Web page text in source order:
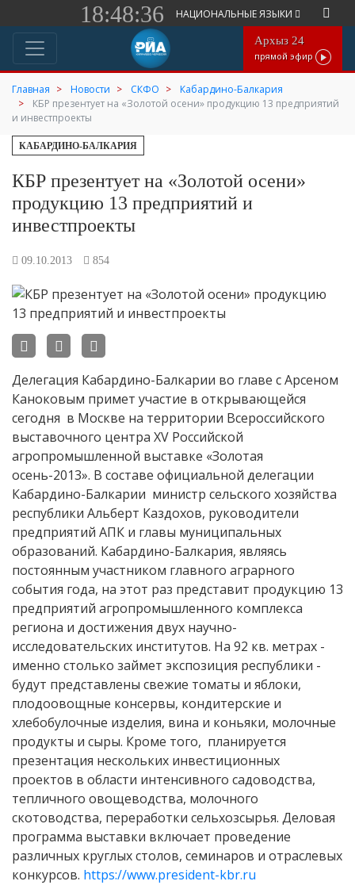
18:48:36 НАЦИОНАЛЬНЫЕ ЯЗЫКИ
Архыз 24
прямой эфир
Главная Новости СКФО
Кабардино-Балкария
КБР презентует на «Золотой осени» продукцию 13 предприятий
и инвестпроекты
КАБАРДИНО-БАЛКАРИЯ
КБР презентует на «Золотой осени»
продукцию 13 предприятий и
инвестпроекты
09.10.2013 854
Делегация Кабардино-Балкарии во главе с Арсеном
Каноковым примет участие в открывающейся
сегодня в Москве на территории Всероссийского
выставочного центра XV Российской
агропромышленной выставке «Золотая
осень-2013». В составе официальной делегации
Кабардино-Балкарии министр сельского хозяйства
республики Альберт Каздохов, руководители
предприятий АПК и главы муниципальных
образований. Кабардино-Балкария, являясь
постоянным участником главного аграрного
события года, на этот раз представит продукцию 13
предприятий агропромышленного комплекса
региона и достижения двух научно-
исследовательских институтов. На 92 кв. метрах -
именно столько займет экспозиция республики -
будут представлены свежие томаты и яблоки,
плодоовощные консервы, кондитерские и
хлебобулочные изделия, вина и коньяки, молочные
продукты и сыры. Кроме того, планируется
презентация нескольких инвестиционных
проектов в области интенсивного садоводства,
тепличного овощеводства, молочного
скотоводства, переработки сельхозсырья. Деловая
программа выставки включает проведение
различных круглых столов, семинаров и отраслевых
конкурсов. https://www.president-kbr.ru